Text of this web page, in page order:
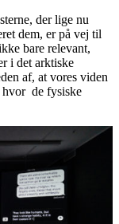
der lige nu
dem, er på vej til
bare relevant,
i det arktiske
af, at vores viden
de fysiske